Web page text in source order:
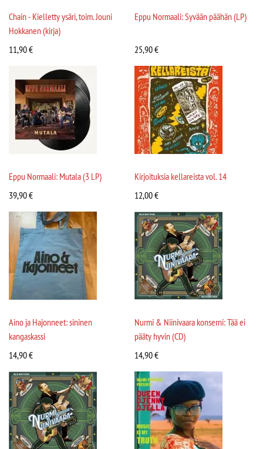
Chain - Kielletty ysäri, toim. Jouni
Hokkanen (kirja)
11,90€
Eppu Normaali: Syvään päähän (LP)
25,90€
Eppu Normaali: Mutala (3 LP)
39,90€
Kirjoituksia kellareista vol. 14
12,00€
Aino ja Hajonneet: sininen
kangaskassi
14,90€
Nurmi & Niinivaara konserni: Tää ei
pääty hyvin (CD)
14,90€